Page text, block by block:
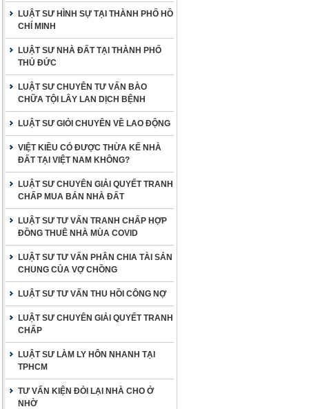
LUẬT SƯ HÌNH SỰ TẠI THÀNH PHỐ HỒ
CHÍ MINH
LUẬT SƯ NHÀ ĐẤT TẠI THÀNH PHỐ
THỦ ĐỨC
LUẬT SƯ CHUYÊN TƯ VẤN BÀO
CHỮA TỘI LÂY LAN DỊCH BỆNH
LUẬT SƯ GIỎI CHUYÊN VỀ LAO ĐỘNG
VIỆT KIỀU CÓ ĐƯỢC THỪA KẾ NHÀ
ĐẤT TẠI VIỆT NAM KHÔNG?
LUẬT SƯ CHUYÊN GIẢI QUYẾT TRANH
CHẤP MUA BÁN NHÀ ĐẤT
LUẬT SƯ TƯ VẤN TRANH CHẤP HỢP
ĐỒNG THUÊ NHÀ MÙA COVID
LUẬT SƯ TƯ VẤN PHÂN CHIA TÀI SẢN
CHUNG CỦA VỢ CHỒNG
LUẬT SƯ TƯ VẤN THU HỒI CÔNG NỢ
LUẬT SƯ CHUYÊN GIẢI QUYẾT TRANH
CHẤP
LUẬT SƯ LÀM LY HÔN NHANH TẠI
TPHCM
TƯ VẤN KIỆN ĐÒI LẠI NHÀ CHO Ở
NHỜ